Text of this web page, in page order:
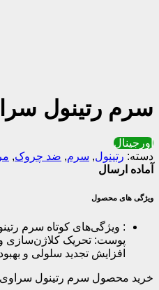
سرم رتینول
اورجینال
دسته: رتینول, سرم, ضد چروک,
آماده ارسال
ویژگی های محصول
: ویژگی‌های کوتاه سرم
پوست: تحریک کلاژن‌سازی
افزایش تجدید سلولی و
خرید محصول سرم رتینول